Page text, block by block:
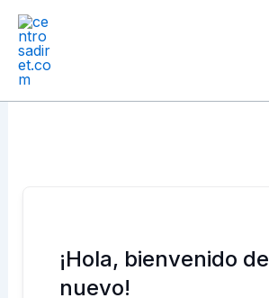
contenido
¡Hola, bienvenido de
nuevo!